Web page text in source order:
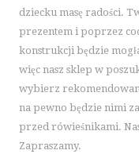
dziecku masę radości.
prezentem i poprzez
konstrukcji będzie
więc nasz sklep w
wybierz
na pewno będzie nimi
przed rówieśnikami.
Zapraszamy.